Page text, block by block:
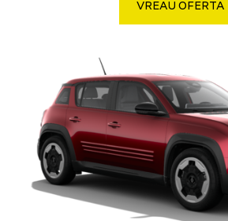
VREAU OFERTA